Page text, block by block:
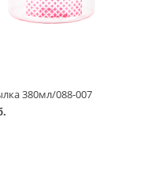
380мл/088-007